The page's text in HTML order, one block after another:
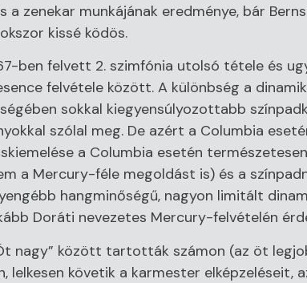
zenekar munkájának eredménye, bár
kissé ködös.
ben felvett 2. szimfónia utolsó tétele és
felvétele között. A különbség a
sokkal kiegyensúlyozottabb
szólal meg. De azért a Columbia
a Columbia esetén
a Mercury-féle megoldást is) és a
hangminőségű, nagyon limitált
Doráti nevezetes Mercury-felvételén
nagy” között tartották számon (az öt
lelkesen követik a karmester